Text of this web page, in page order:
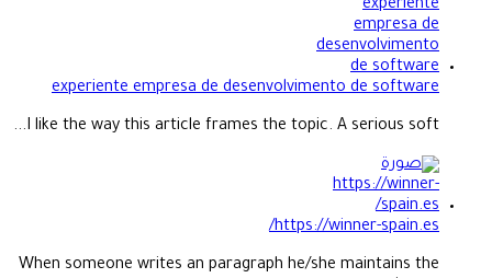
experiente empresa de desenvolvimento de software
I like the way this article frames the topic. A serious soft...
https://winner-spain.es/
When someone writes an paragraph he/she maintains the